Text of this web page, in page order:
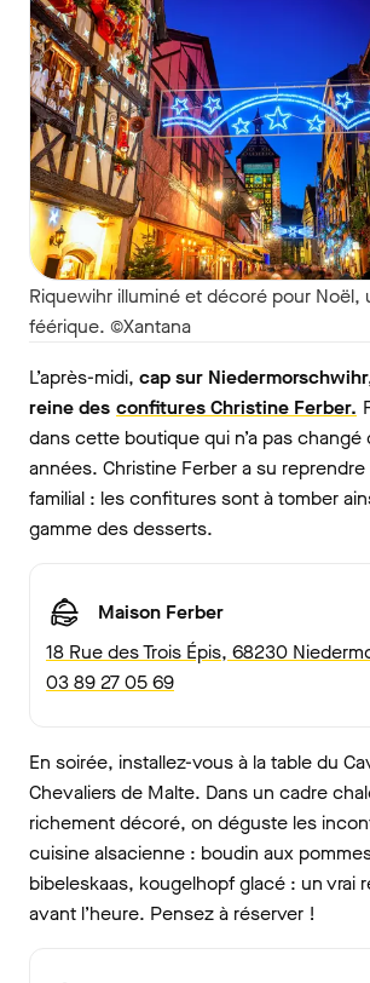
Riquewihr illuminé et décoré pour Noël,
féérique. ©Xantana
L’après-midi, cap sur
reine des confitures Christine Ferber.
dans cette boutique qui n’a pas changé
années. Christine Ferber a su
familial : les confitures sont à tomber
gamme des desserts.
Maison Ferber
18 Rue des Trois Épis, 68230
03 89 27 05 69
En soirée, installez-vous à la table du
Chevaliers de Malte. Dans un cadre
richement décoré, on déguste les
cuisine alsacienne : boudin aux
bibeleskaas, kougelhopf glacé : un vrai
avant l’heure. Pensez à réserver !